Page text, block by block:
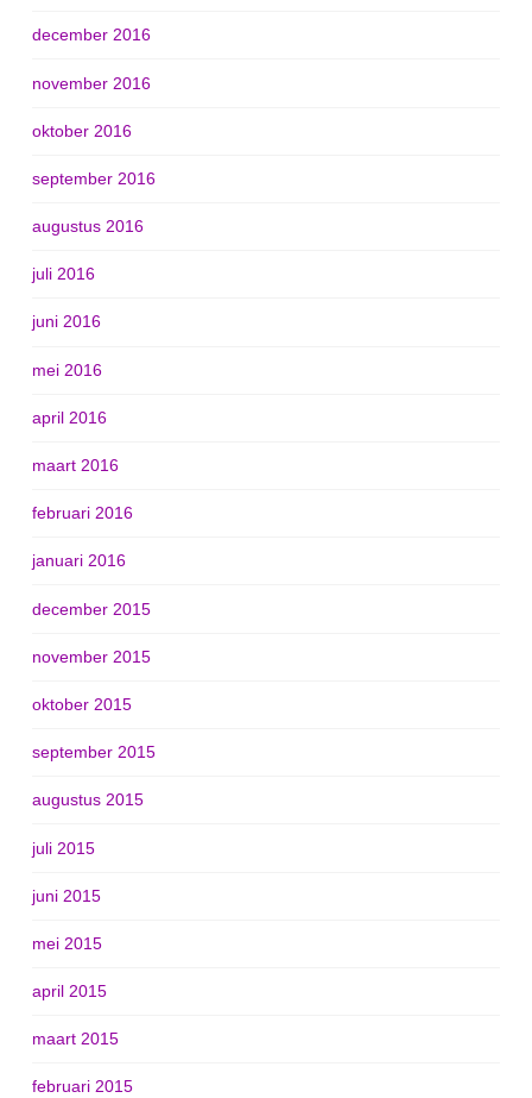
december 2016
november 2016
oktober 2016
september 2016
augustus 2016
juli 2016
juni 2016
mei 2016
april 2016
maart 2016
februari 2016
januari 2016
december 2015
november 2015
oktober 2015
september 2015
augustus 2015
juli 2015
juni 2015
mei 2015
april 2015
maart 2015
februari 2015